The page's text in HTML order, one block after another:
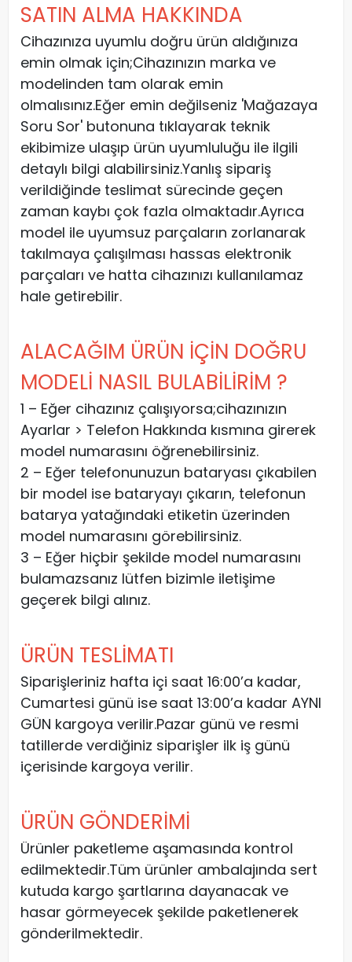
SATIN ALMA HAKKINDA
Cihazınıza uyumlu doğru ürün aldığınıza
emin olmak için;Cihazınızın marka ve
modelinden tam olarak emin
olmalısınız.Eğer emin değilseniz 'Mağazaya
Soru Sor' butonuna tıklayarak teknik
ekibimize ulaşıp ürün uyumluluğu ile ilgili
detaylı bilgi alabilirsiniz.Yanlış sipariş
verildiğinde teslimat sürecinde geçen
zaman kaybı çok fazla olmaktadır.Ayrıca
model ile uyumsuz parçaların zorlanarak
takılmaya çalışılması hassas elektronik
parçaları ve hatta cihazınızı kullanılamaz
hale getirebilir.
ALACAĞIM ÜRÜN İÇİN DOĞRU
MODELİ NASIL BULABİLİRİM ?
1 – Eğer cihazınız çalışıyorsa;cihazınızın
Ayarlar > Telefon Hakkında kısmına girerek
model numarasını öğrenebilirsiniz.
2 – Eğer telefonunuzun bataryası çıkabilen
bir model ise bataryayı çıkarın, telefonun
batarya yatağındaki etiketin üzerinden
model numarasını görebilirsiniz.
3 – Eğer hiçbir şekilde model numarasını
bulamazsanız lütfen bizimle iletişime
geçerek bilgi alınız.
ÜRÜN TESLİMATI
Siparişleriniz hafta içi saat 16:00’a kadar,
Cumartesi günü ise saat 13:00’a kadar AYNI
GÜN kargoya verilir.Pazar günü ve resmi
tatillerde verdiğiniz siparişler ilk iş günü
içerisinde kargoya verilir.
ÜRÜN GÖNDERİMİ
Ürünler paketleme aşamasında kontrol
edilmektedir.Tüm ürünler ambalajında sert
kutuda kargo şartlarına dayanacak ve
hasar görmeyecek şekilde paketlenerek
gönderilmektedir.